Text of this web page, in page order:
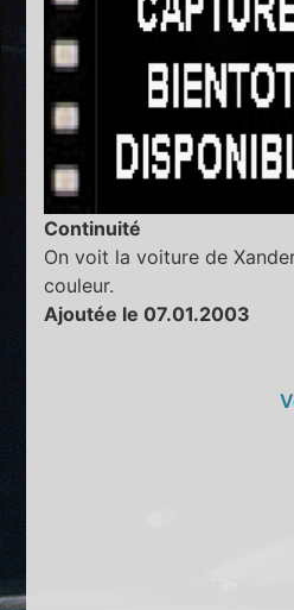
Continuité
On voit la voiture de
couleur.
Ajoutée le 07.01.2003